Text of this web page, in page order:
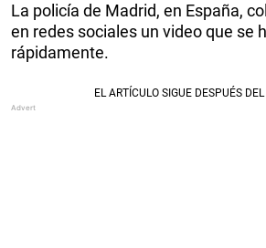
La policía de Madrid, en España,
en redes sociales un video que se
rápidamente.